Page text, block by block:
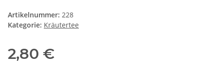
Artikelnummer: 228
Kategorie: Kräutertee
2,80 €